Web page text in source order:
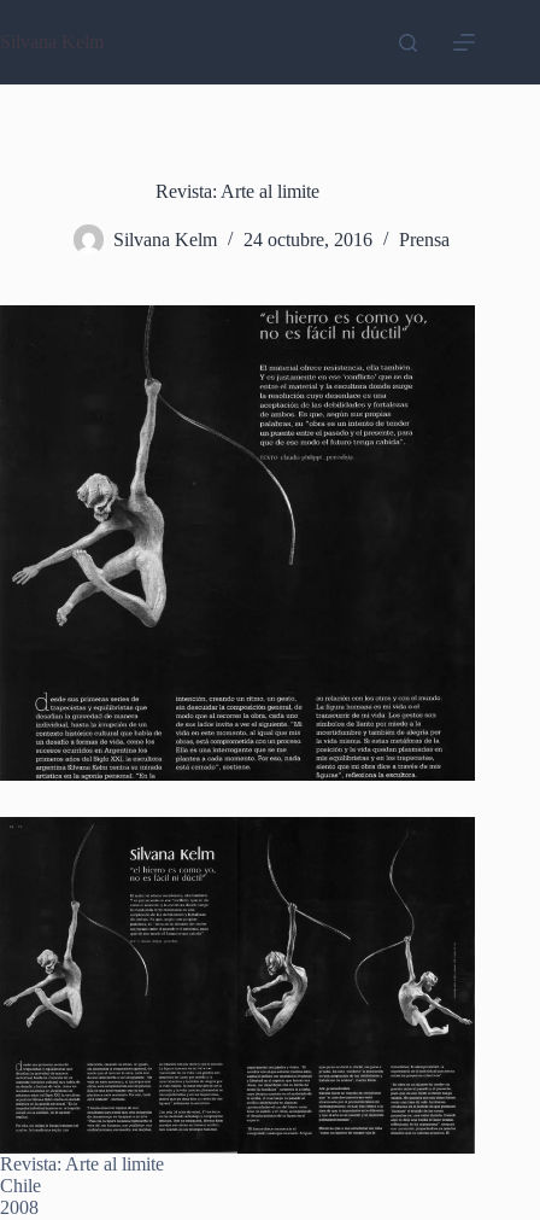
contenido
Silvana Kelm
Revista: Arte al limite
Silvana Kelm 24 octubre, 2016 Prensa
Revista: Arte al limite
Chile
2008